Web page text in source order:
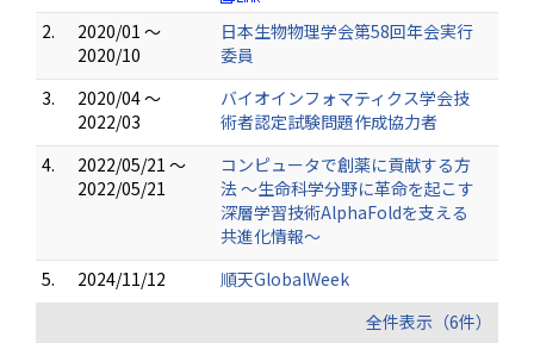
2.
2020/01 ～
2020/10
日本生物物理学会第58回年会実行
委員
3.
2020/04 ～
2022/03
バイオインフォマティクス学会技
術者認定試験問題作成協力者
4.
2022/05/21 ～
2022/05/21
コンピュータで創薬に貢献する方
法 〜生命科学分野に革命を起こす
深層学習技術AlphaFoldを支える
共進化情報〜
5.
2024/11/12
順天GlobalWeek
全件表示（6件）